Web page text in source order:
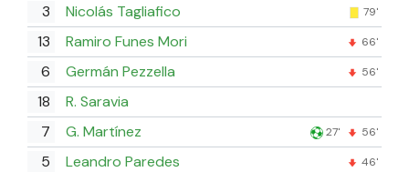
3
Nicolás Tagliafico 79'
13 Ramiro Funes Mori 66'
6 Germán Pezzella 56'
18
R. Saravia
7
G. Martínez 27' 56'
5 Leandro Paredes 46'